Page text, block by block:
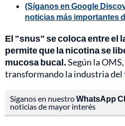
(Síganos en Google
noticias más importantes
El "snus" se coloca entre el
permite que la nicotina se
mucosa bucal.Según la
transformando la industria del
Síganos en nuestroWhatsApp
noticias de mayor interés